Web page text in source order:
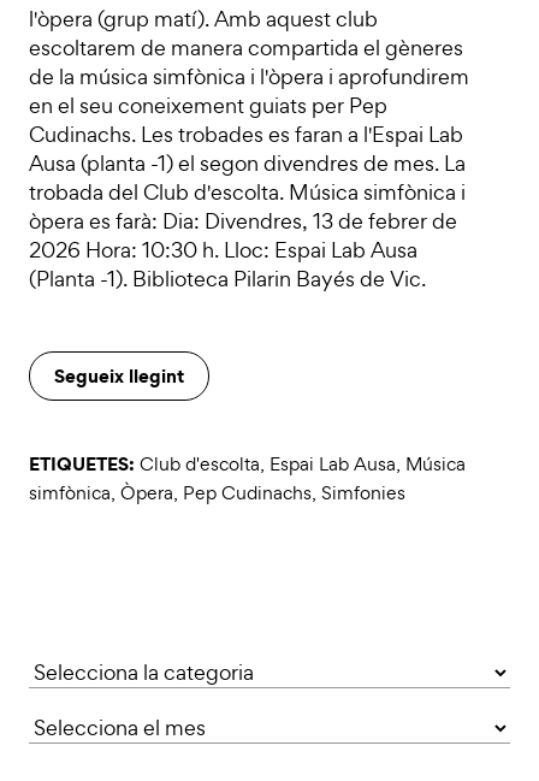
l'òpera (grup matí). Amb aquest club
escoltarem de manera compartida el gèneres
de la música simfònica i l'òpera i aprofundirem
en el seu coneixement guiats per Pep
Cudinachs. Les trobades es faran a l'Espai Lab
Ausa (planta -1) el segon divendres de mes. La
trobada del Club d'escolta. Música simfònica i
òpera es farà: Dia: Divendres, 13 de febrer de
2026 Hora: 10:30 h. Lloc: Espai Lab Ausa
(Planta -1). Biblioteca Pilarin Bayés de Vic.
Segueix llegint
ETIQUETES: Club d'escolta, Espai Lab Ausa, Música
simfònica, Òpera, Pep Cudinachs, Simfonies
Categories